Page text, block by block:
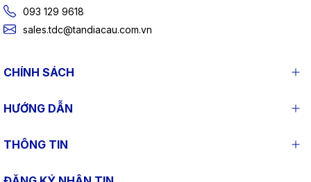
093 129 9618
sales.tdc@tandiacau.com.vn
CHÍNH SÁCH
HƯỚNG DẪN
THÔNG TIN